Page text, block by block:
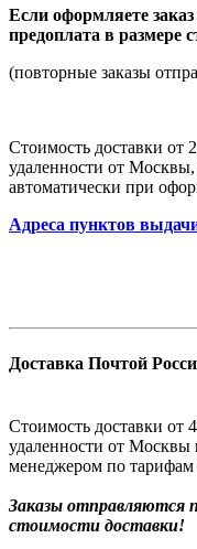
Если оформляете
предоплата в размере
(повторные заказы
Стоимость доставки от
удаленности от Москвы,
автоматически при
Адреса пунктов
Доставка Почтой
Стоимость доставки от
удаленности от Москвы
менеджером по
Заказы отправляются
стоимости доставки!